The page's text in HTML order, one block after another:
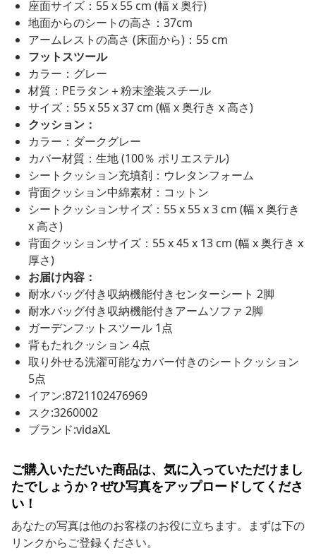
座面サイズ：55 x 55 cm (幅 x 奥行)
地面からのシートの高さ：37cm
アームレストの高さ (床面から)：55 cm
フットスツール
カラー：グレー
材質：PEラタン＋粉末塗装スチール
サイズ：55 x 55 x 37 cm (幅 x 奥行き x 高さ)
クッション：
カラー：ダークグレー
カバー材質：生地 (100％ ポリエステル)
シートクッション充填剤：ウレタンフォーム
背面クッション中綿素材：コットン
シートクッションサイズ：55 x 55 x 3 cm (幅 x 奥行き
x 高さ)
背面クッションサイズ：55 x 45 x 13 cm (幅 x 奥行き x
厚さ)
お届け内容：
耐水バッグ付き収納機能付きセンターシート 2脚
耐水バッグ付き収納機能付きアームソファ 2脚
ガーデンフットスツール 1点
背もたれクッション 4点
取り外せる洗濯可能なカバー付きのシートクッション
5点
イアン:8721102476969
スク:3260002
ブランド:vidaXL
ご購入いただいた商品は、気に入っていただけまし
たでしょうか？ぜひ写真をアップロードしてくださ
い！
あなたの写真は他のお客様のお役に立ちます。まずは下の
リンクからご登録ください。